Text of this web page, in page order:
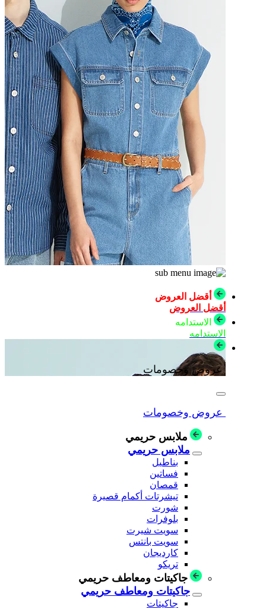
أقضل العروض
أقضل العروض
الاستدامه
الاستدامه
عروض وخصومات
عروض وخصومات
ملابس حريمي
ملابس حريمي
بناطيل
فساتين
قمصان
تيشرتات أكمام قصيرة
شورت
بلوفرات
سويت شيرت
سويت بانتس
كارديجان
تريكو
جاكيتات ومعاطف حريمي
جاكيتات ومعاطف حريمي
جاكيتات